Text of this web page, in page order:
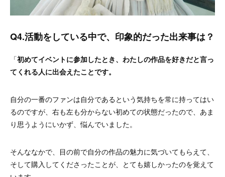
Q4.活動をしている中で、印象的だった出来事は？
「初めてイベントに参加したとき、わたしの作品を好きだと言っ
てくれる人に出会えたことです。
自分の一番のファンは自分であるという気持ちを常に持ってはい
るのですが、右も左も分からない初めての状態だったので、あま
り思うようにいかず、悩んでいました。
そんななかで、目の前で自分の作品の魅力に気づいてもらえて、
そして購入してくださったことが、とても嬉しかったのを覚えて